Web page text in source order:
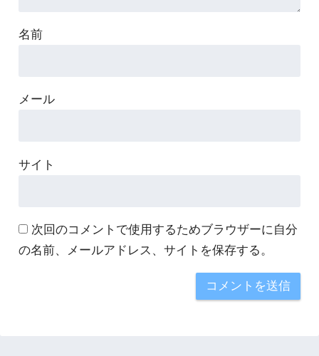
名前
メール
サイト
次回のコメントで使用するためブラウザーに自分
の名前、メールアドレス、サイトを保存する。